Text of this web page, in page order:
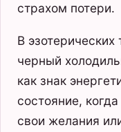
страхом потери.
В эзотерических
черный
как знак
состояние,
свои желания